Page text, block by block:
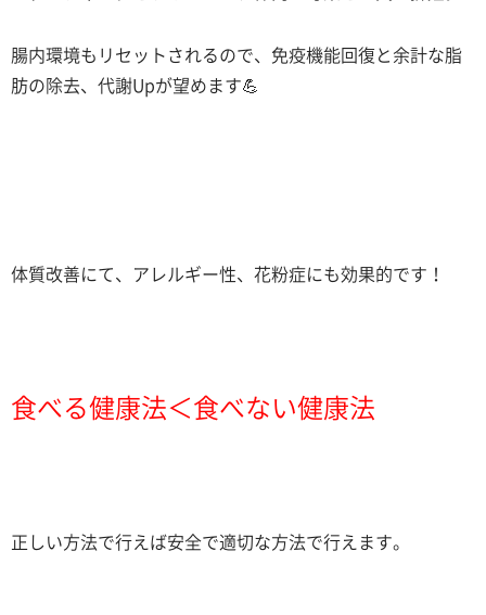
腸内環境もリセットされるので、免疫機能回復と余計な脂
肪の除去、代謝Upが望めます💪
体質改善にて、アレルギー性、花粉症にも効果的です！
食べる健康法＜食べない健康法
正しい方法で行えば安全で適切な方法で行えます。